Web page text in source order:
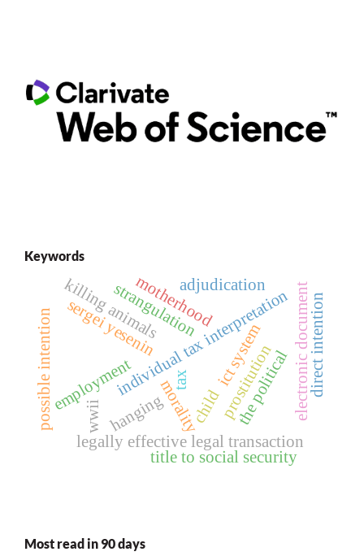
Keywords
prostitution
tax
individual tax interpretation
morality
legally effective legal transaction
sergei yesenin
hanging
strangulation
child
motherhood
ict system electronic document
employment
adjudication
the political
killing animals direct intention
possible intention wwii
title to social security
Most read in 90 days